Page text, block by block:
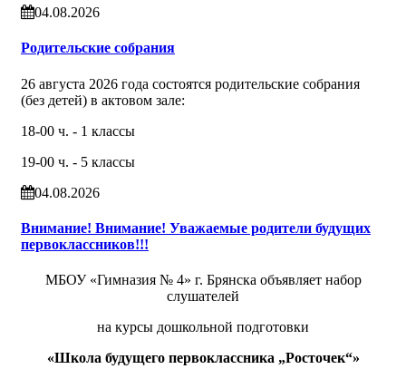
04.08.2026
Родительские собрания
26 августа 2026 года состоятся родительские собрания
(без детей) в актовом зале:
18-00 ч. - 1 классы
19-00 ч. - 5 классы
04.08.2026
Внимание! Внимание! Уважаемые родители будущих
первоклассников!!!
МБОУ «Гимназия № 4» г. Брянска объявляет набор
слушателей
на курсы дошкольной подготовки
«Школа будущего первоклассника „Росточек“»